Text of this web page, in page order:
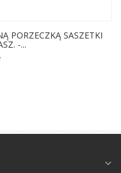
PORZECZKĄ SASZETKI
-...
expand_more